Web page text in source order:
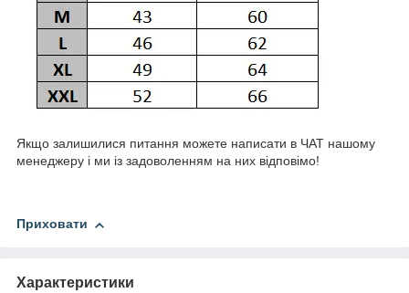
Якщо залишилися питання можете написати в ЧАТ нашому
менеджеру і ми із задоволенням на них відповімо!
Приховати
Характеристики